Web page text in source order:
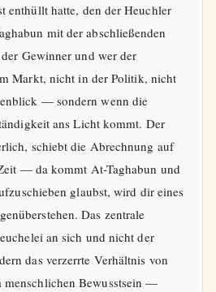
enthüllt hatte, den der Heuchler
mit der abschließenden
Gewinner und wer der
Markt, nicht in der Politik, nicht
— sondern wenn die
ans Licht kommt. Der
schiebt die Abrechnung auf
— da kommt At-Taghabun und
glaubst, wird dir eines
Das zentrale
an sich und nicht der
das verzerrte Verhältnis von
Bewusstsein —